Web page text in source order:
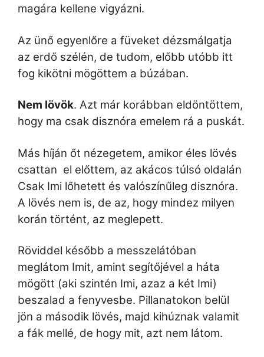
magára kellene vigyázni.
Az ünő egyenlőre a füveket dézsmálgatja
az erdő szélén, de tudom, előbb utóbb itt
fog kikötni mögöttem a búzában.
Nem lövök. Azt már korábban eldöntöttem,
hogy ma csak disznóra emelem rá a puskát.
Más híján őt nézegetem, amikor éles lövés
csattan el előttem, az akácos túlsó oldalán
Csak Imi lőhetett és valószínűleg disznóra.
A lövés nem is, de az, hogy mindez milyen
korán történt, az meglepett.
Röviddel később a messzelátóban
meglátom Imit, amint segítőjével a háta
mögött (aki szintén Imi, azaz a két Imi)
beszalad a fenyvesbe. Pillanatokon belül
jön a második lövés, majd kihúznak valamit
a fák mellé, de hogy mit, azt nem látom.